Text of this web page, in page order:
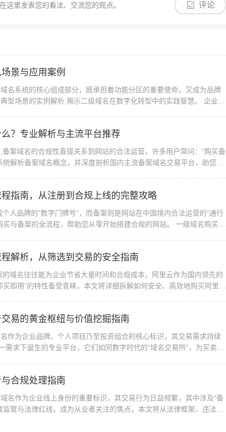
评论
这里发表您的看法、交流您的观点。
景与应用案例
名系统的核心组成部分，既承担着功能分区的重要使命，又成为品牌
型场景的实例解析,揭示二级域名在数字化转型中的实践智慧。 企业生
？专业解析与主流平台推荐
案域名的合规性直接关系到网站的合法运营，许多用户常问：“购买备
解析备案域名概念，并深度剖析国内主流备案域名交易平台，助您快
指南，从注册到合规上线的完整攻略
人品牌的“数字门牌号”，而备案则是网站在中国境内合法运营的“通行
与备案的全流程，帮助您从零开始搭建合规的网站。 一级域名购买：
解析，从筛选到交易的安全指南
域名往往能为企业节省大量时间和合规成本，阿里云作为国内领先的
即用”的特性备受青睐，本文将详细拆解如何安全、高效地购买阿里已
易的黄金枢纽与价值挖掘指南
作为企业品牌、个人项目乃至投资组合的核心标识，其交易需求持续
需求下诞生的专业平台，它们如同数字时代的“域名交易所”，为买卖双
合规处理指南
名作为企业线上身份的重要标识，其交易行为日益频繁，其中涉及"备
管与法律红线，成为从业者关注的焦点，本文将从法律框架、违法情